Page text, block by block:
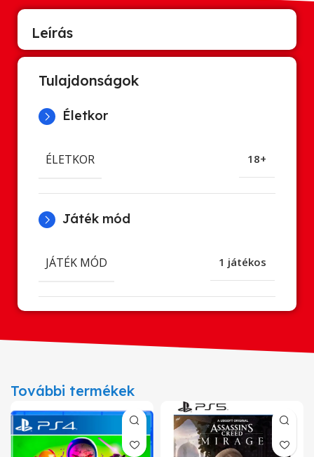
Leírás
Tulajdonságok
Életkor
ÉLETKOR 18+
Játék mód
JÁTÉK MÓD 1 játékos
További termékek